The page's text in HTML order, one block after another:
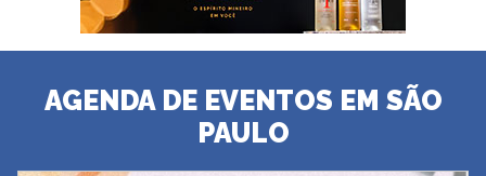
AGENDA DE EVENTOS EM SÃO
PAULO